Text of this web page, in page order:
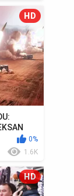
HD
0%
1.6K
HD